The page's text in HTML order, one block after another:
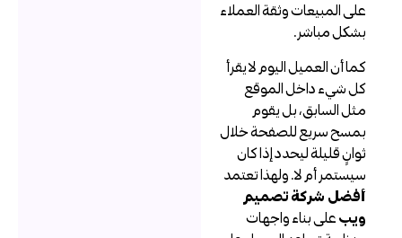
على المبيعات وثقة العملاء
بشكل مباشر.
كما أن العميل اليوم لا يقرأ
كل شيء داخل الموقع
مثل السابق، بل يقوم
بمسح سريع للصفحة خلال
ثوانٍ قليلة ليحدد إذا كان
سيستمر أم لا. ولهذا تعتمد
أفضل شركة تصميم
على بناء واجهات